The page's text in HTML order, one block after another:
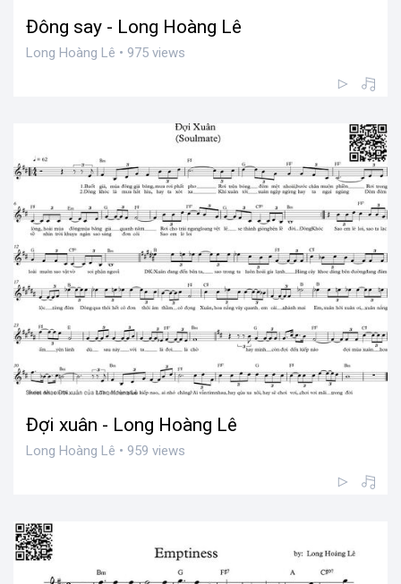
Đông say - Long Hoàng Lê
Long Hoàng Lê • 975 views
Đợi xuân - Long Hoàng Lê
Long Hoàng Lê • 959 views